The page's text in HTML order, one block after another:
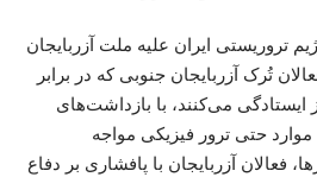
تروریستی ایران علیه ملت آزربایجان
تُرک آزربایجان جنوبی که در برابر
می‌کنند، با بازداشت‌های
حتی ترور فیزیکی مواجه
فعالان آزربایجان با پافشاری بر دفاع